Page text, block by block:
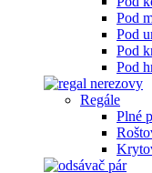
Pod
Pod
Pod
Pod
Regále
Plné